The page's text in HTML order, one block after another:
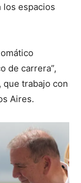
los espacios
de carrera”,
trabajo con
Aires.